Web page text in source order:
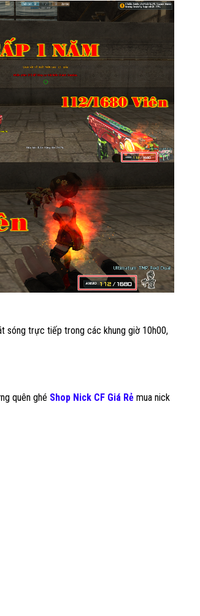
sóng trực tiếp trong các khung giờ 10h00,
quên ghé Shop Nick CF Giá Rẻ mua nick